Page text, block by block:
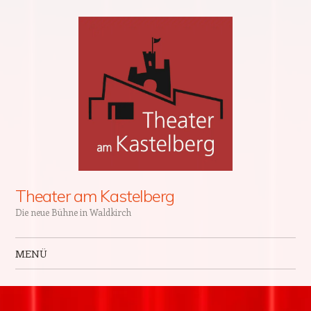
Theater am Kastelberg
Die neue Bühne in Waldkirch
MENÜ